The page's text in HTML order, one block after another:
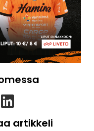
artikkeli